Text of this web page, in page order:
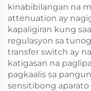
kinabibilangan na
attenuation ay
kapaligiran kung
regulasyon sa
transfer switch ay
katigasan na
pagkaalis sa
sensitibong